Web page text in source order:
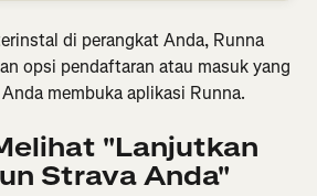
di perangkat Anda, Runna
opsi pendaftaran atau masuk yang
membuka aplikasi Runna.
"Lanjutkan
Strava Anda"